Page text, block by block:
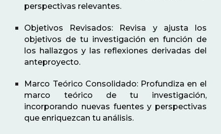
perspectivas relevantes.
Objetivos Revisados: Revisa y ajusta los
objetivos de tu investigación en función de
los hallazgos y las reflexiones derivadas del
anteproyecto.
Marco Teórico Consolidado: Profundiza en el
marco teórico de tu investigación,
incorporando nuevas fuentes y perspectivas
que enriquezcan tu análisis.